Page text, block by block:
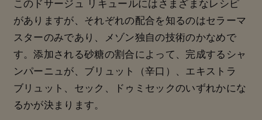
このドサージュ リキュールにはさまざまなレシピ
がありますが、それぞれの配合を知るのはセラーマ
スターのみであり、メゾン独自の技術のかなめで
す。添加される砂糖の割合によって、完成するシャ
ンパーニュが、ブリュット（辛口）、エキストラ
ブリュット、セック、ドゥミセックのいずれかにな
るかが決まります。